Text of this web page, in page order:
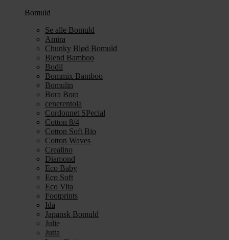
Bomuld
Se alle Bomuld
Amira
Chunky Blød Bomuld
Blend Bamboo
Bodil
Bommix Bamboo
Bomulin
Bora Bora
cenerentola
Cordonnet SPecial
Cotton 8/4
Cotton Soft Bio
Cotton Waves
Crealino
Diamond
Eco Baby
Eco Soft
Eco Vita
Footprints
Ida
Japansk Bomuld
Julie
Jutta